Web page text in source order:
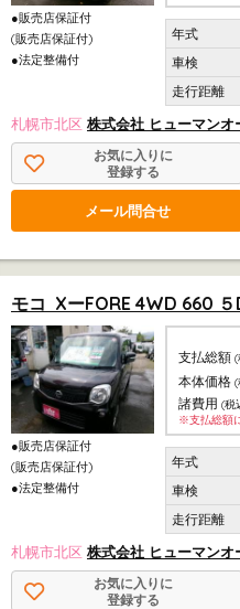
●販売店保証付
(販売店保証付)
●法定整備付
札幌市北区 株式会社 ヒューマンオ
お気に入りに
登録する
メール問合せ
モコ XーFORE 4WD 660
●販売店保証付
(販売店保証付)
●法定整備付
支払総額 (
本体価格 (
諸費用 (税
※支払総額
札幌市北区 株式会社 ヒューマンオ
お気に入りに
登録する